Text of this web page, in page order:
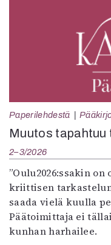
Paperilehdestä
Muutos tapahtuu
2–3/2026
”Oulu2026:ssakin
kriittisen
saada vielä kuulla
Päätoimittaja ei
kunhan harhailee.